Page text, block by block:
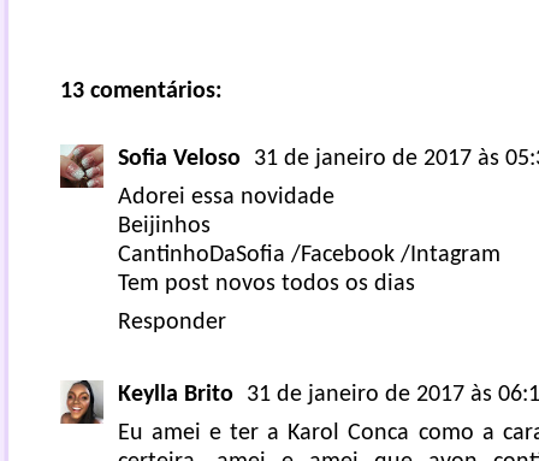
13 comentários:
Sofia Veloso 31 de janeiro de 2017 às
Adorei essa novidade
Beijinhos
CantinhoDaSofia /Facebook / Intagram
Tem post novos todos os dias
Responder
Keylla Brito 31 de janeiro de 2017 às
Eu amei e ter a Karol Conca como a